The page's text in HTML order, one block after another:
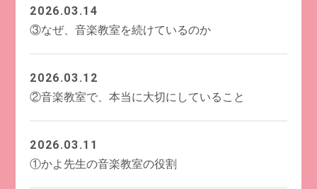
2026.03.14
③なぜ、音楽教室を続けているのか
2026.03.12
②音楽教室で、本当に大切にしていること
2026.03.11
①かよ先生の音楽教室の役割